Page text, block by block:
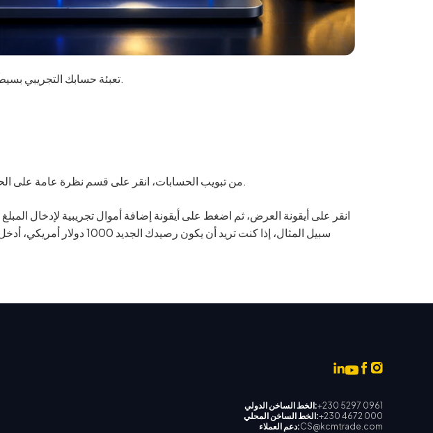
تعبئة حسابك التجريبي بسيط جدا. دعنا نريك كيف يفعل ذلك بخطوات بسيطة.
من تبويب الحسابات، انقر على قسم نظرة عامة على الحساب للعثور على الحساب التجريبي الذي تختاره.
انقر على أيقونة العرض، ثم اضغط على أيقونة إضافة أموال تجريبية لإدخال
الخط الساخن الدولي:+230 5297 0961
الخط الساخن المحلي:+230 4672 000
دعم العملاء:CS@kcmtrade.com